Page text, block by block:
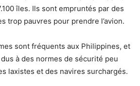
îles. Ils sont empruntés par des
trop pauvres pour prendre l’avion.
sont fréquents aux Philippines, et
à des normes de sécurité peu
laxistes et des navires surchargés.